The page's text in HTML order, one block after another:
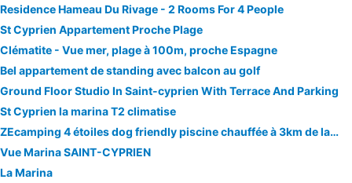
Residence Hameau Du Rivage - 2 Rooms For 4 People
St Cyprien Appartement Proche Plage
Clématite - Vue mer, plage à 100m, proche Espagne
Bel appartement de standing avec balcon au golf
Ground Floor Studio In Saint-cyprien With Terrace And Parking
St Cyprien la marina T2 climatise
ZEcamping 4 étoiles dog friendly piscine chauffée à 3km de la plage
Vue Marina SAINT-CYPRIEN
La Marina